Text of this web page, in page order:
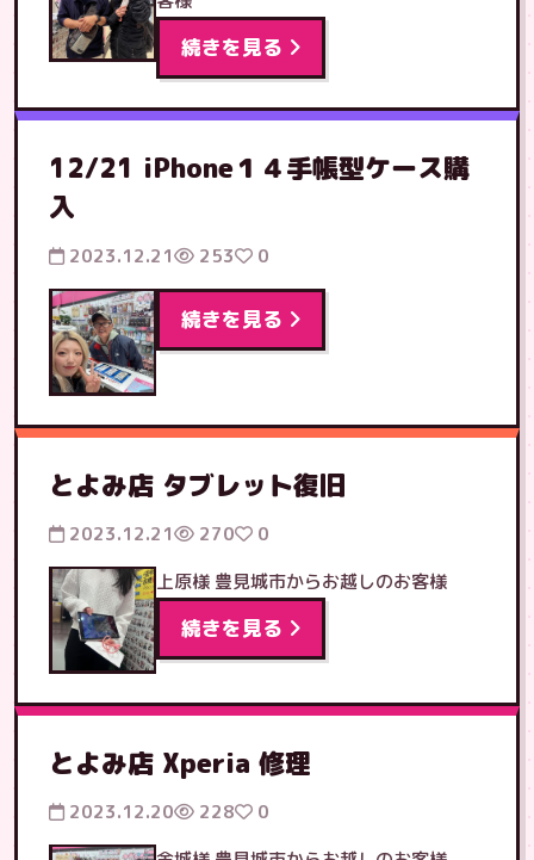
続きを見る
12/21 iPhone１４手帳型ケース購
入
2023.12.21 253 0
続きを見る
とよみ店 タブレット復旧
2023.12.21 270
0
上原様 豊見城市からお越しのお客様
続きを見る
とよみ店 Xperia 修理
2023.12.20 228
0